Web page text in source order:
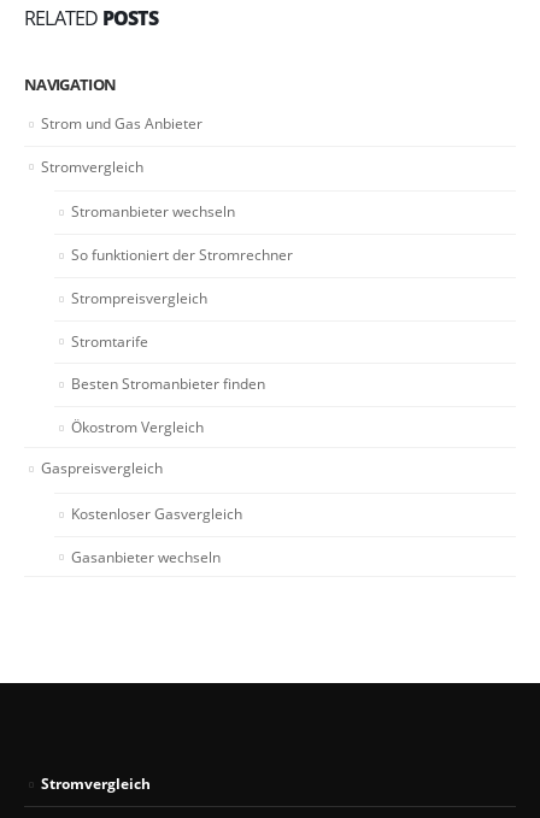
RELATED POSTS
NAVIGATION
Strom und Gas Anbieter
Stromvergleich
Stromanbieter wechseln
So funktioniert der Stromrechner
Strompreisvergleich
Stromtarife
Besten Stromanbieter finden
Ökostrom Vergleich
Gaspreisvergleich
Kostenloser Gasvergleich
Gasanbieter wechseln
Stromvergleich